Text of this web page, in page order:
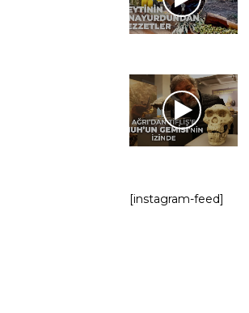
[instagram-feed]